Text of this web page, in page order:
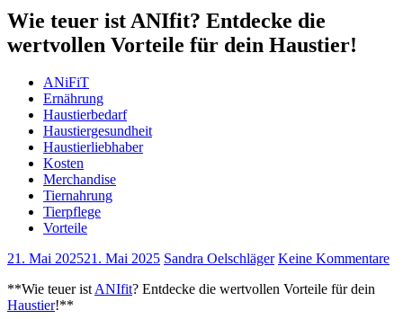
Wie teuer ist ANIfit? Entdecke die
wertvollen Vorteile für dein Haustier!
ANiFiT
Ernährung
Haustierbedarf
Haustiergesundheit
Haustierliebhaber
Kosten
Merchandise
Tiernahrung
Tierpflege
Vorteile
21. Mai 202521. Mai 2025 Sandra Oelschläger Keine Kommentare
**Wie teuer istANIfit? ​Entdecke⁣ die ⁤wertvollen Vorteile für​ dein
Haustier!**